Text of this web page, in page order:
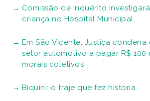
Comissão de Inquérito
criança no Hospital Municipal
Em São Vicente, Justiça condena
setor automotivo a pagar R$ 100
morais coletivos
Biquíni: o traje que fez história